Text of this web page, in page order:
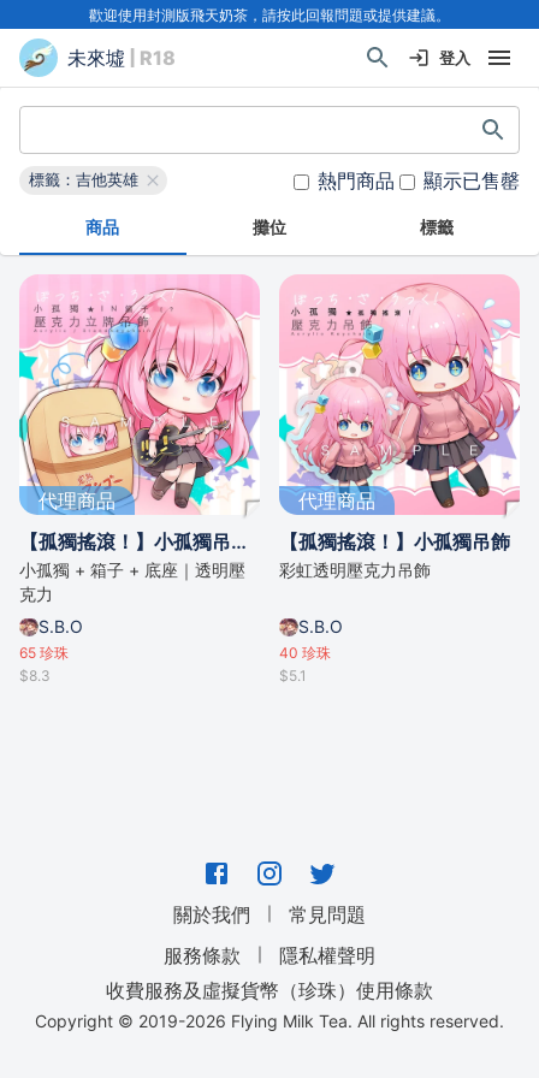
歡迎使用封測版飛天奶茶，請按此回報問題或提供建議。
未來墟 | R18 登入
標籤：吉他英雄 熱門商品 顯示已售罄
商品 攤位 標籤
代理商品
【孤獨搖滾！】小孤獨吊飾立牌
小孤獨 + 箱子 + 底座｜透明壓
克力
S.B.O
65 珍珠
$8.3
代理商品
【孤獨搖滾！】小孤獨吊飾
彩虹透明壓克力吊飾
S.B.O
40 珍珠
$5.1
關於我們 ｜
常見問題
服務條款
｜
隱私權聲明
收費服務及虛擬貨幣（珍珠）使用條款
Copyright © 2019-2026 Flying Milk Tea. All rights reserved.